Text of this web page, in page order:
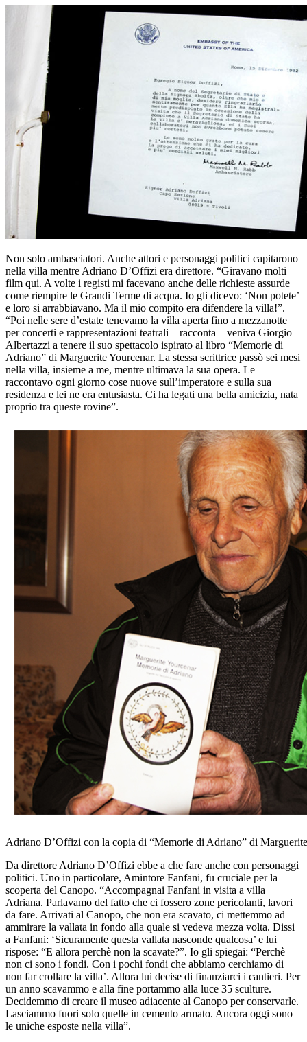
Non solo ambasciatori. Anche attori e personaggi politici capitarono
nella villa mentre Adriano D’Offizi era direttore. “Giravano molti
film qui. A volte i registi mi facevano anche delle richieste assurde
come riempire le Grandi Terme di acqua. Io gli dicevo: ‘Non potete’
e loro si arrabbiavano. Ma il mio compito era difendere la villa!”.
“Poi nelle sere d’estate tenevamo la villa aperta fino a mezzanotte
per concerti e rappresentazioni teatrali – racconta – veniva Giorgio
Albertazzi a tenere il suo spettacolo ispirato al libro “Memorie di
Adriano” di Marguerite Yourcenar. La stessa scrittrice passò sei mesi
nella villa, insieme a me, mentre ultimava la sua opera. Le
raccontavo ogni giorno cose nuove sull’imperatore e sulla sua
residenza e lei ne era entusiasta. Ci ha legati una bella amicizia, nata
proprio tra queste rovine”.
Adriano D’Offizi con la copia di “Memorie di Adriano” di
Da direttore Adriano D’Offizi ebbe a che fare anche con personaggi
politici. Uno in particolare, Amintore Fanfani, fu cruciale per la
scoperta del Canopo. “Accompagnai Fanfani in visita a villa
Adriana. Parlavamo del fatto che ci fossero zone pericolanti, lavori
da fare. Arrivati al Canopo, che non era scavato, ci mettemmo ad
ammirare la vallata in fondo alla quale si vedeva mezza volta. Dissi
a Fanfani: ‘Sicuramente questa vallata nasconde qualcosa’ e lui
rispose: “E allora perchè non la scavate?”. Io gli spiegai: “Perchè
non ci sono i fondi. Con i pochi fondi che abbiamo cerchiamo di
non far crollare la villa’. Allora lui decise di finanziarci i cantieri. Per
un anno scavammo e alla fine portammo alla luce 35 sculture.
Decidemmo di creare il museo adiacente al Canopo per conservarle.
Lasciammo fuori solo quelle in cemento armato. Ancora oggi sono
le uniche esposte nella villa”.